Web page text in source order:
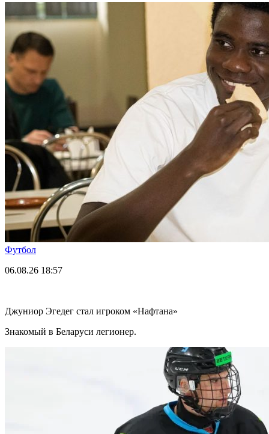
Футбол
06.08.26 18:57
Джуниор Эгедег стал игроком «Нафтана»
Знакомый в Беларуси легионер.